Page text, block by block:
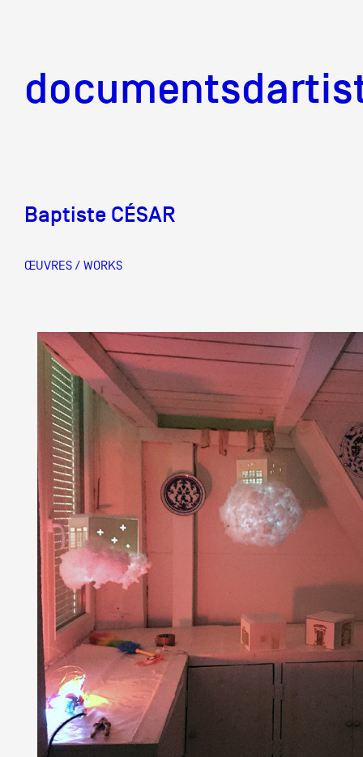
Équipe
Partenaires
Crédits
Actions
Documentation
Visites d'ateliers
Production vidéo
Baptiste CÉSAR
ŒUVRES / WORKS